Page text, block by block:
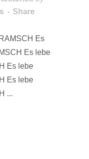
Share
Es
Es lebe
Es lebe
Es lebe
...